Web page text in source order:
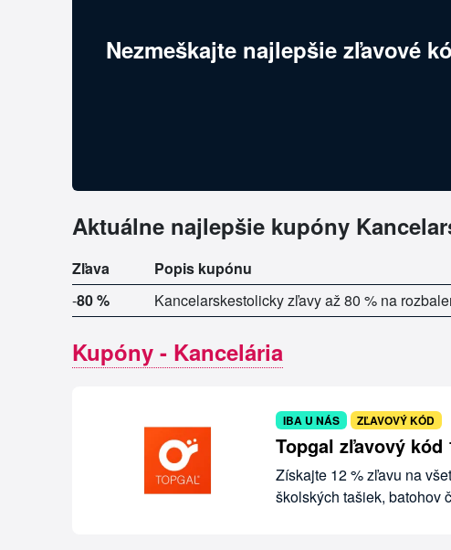
Nezmeškajte najlepšie zľavové
Aktuálne najlepšie kupóny
Zľava Popis kupónu
-80 % Kancelarskestolicky zľavy až 80 % na
Kupóny - Kancelária
IBA U NÁS ZĽAVOVÝ KÓD
Topgal zľavový kód
Získajte 12 % zľavu na
školských tašiek, batohov